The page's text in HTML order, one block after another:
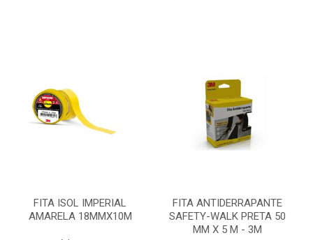
FITA ISOL IMPERIAL
AMARELA 18MMX10M
FITA ANTIDERRAPANTE
SAFETY-WALK PRETA 50
MM X 5 M - 3M